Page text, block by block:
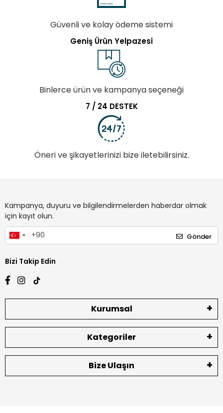
Güvenli ve kolay ödeme sistemi
Geniş Ürün Yelpazesi
Binlerce ürün ve kampanya seçeneği
7 / 24 DESTEK
Öneri ve şikayetlerinizi bize iletebilirsiniz.
Kampanya, duyuru ve bilgilendirmelerden haberdar olmak
için kayıt olun.
Gönder
Bizi Takip Edin
Kurumsal
Kategoriler
Bize Ulaşın